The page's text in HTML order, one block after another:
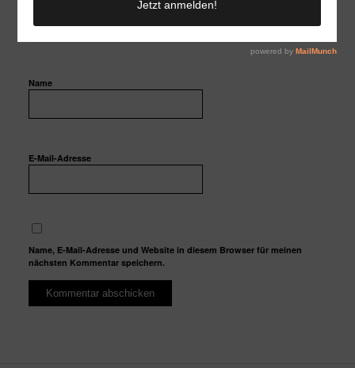
Name
E-Mail-Adresse
Name, E-Mail-Adresse und Website in diesem Browser für meinen
nächsten Kommentar speichern.